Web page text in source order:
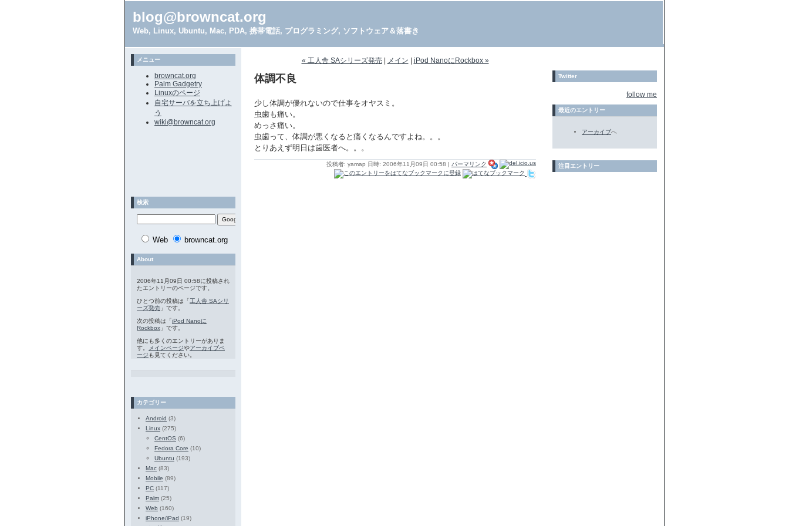
blog@browncat.org
Web, Linux, Ubuntu, Mac, PDA, 携帯電話, プログラミング, ソフトウェア＆落書き
« 工人舎 SAシリーズ発売| メイン iPod NanoにRockbox »
体調不良
少し体調が優れないので仕事をオヤスミ。
虫歯も痛い。
めっさ痛い。
虫歯って、体調が悪くなると痛くなるんですよね。。。
とりあえず明日は歯医者へ。。。
投稿者: yamap 日時: 2006年11月09日 00:58 | パーマリンク
メニュー
browncat.org
Palm Gadgetry
Linuxのページ
自宅サーバを立ち上げよ
う
wiki@browncat.org
検索
Web browncat.org
About
2006年11月09日 00:58に投稿され
たエントリーのページです。
ひとつ前の投稿は「工人舎 SAシリ
ーズ発売 」です。
次の投稿は「iPod Nanoに
Rockbox 」です。
他にも多くのエントリーがありま
す。
メインページやアーカイブペ
ージ も見てください。
カテゴリー
Android (3)
Linux (275)
CentOS (6)
Fedora Core (10)
Ubuntu (193)
Mac (83)
Mobile (89)
PC (117)
Palm (25)
Web (160)
iPhone/iPad (19)
Twitter
follow me
最近のエントリー
アーカイブへ
注目エントリー